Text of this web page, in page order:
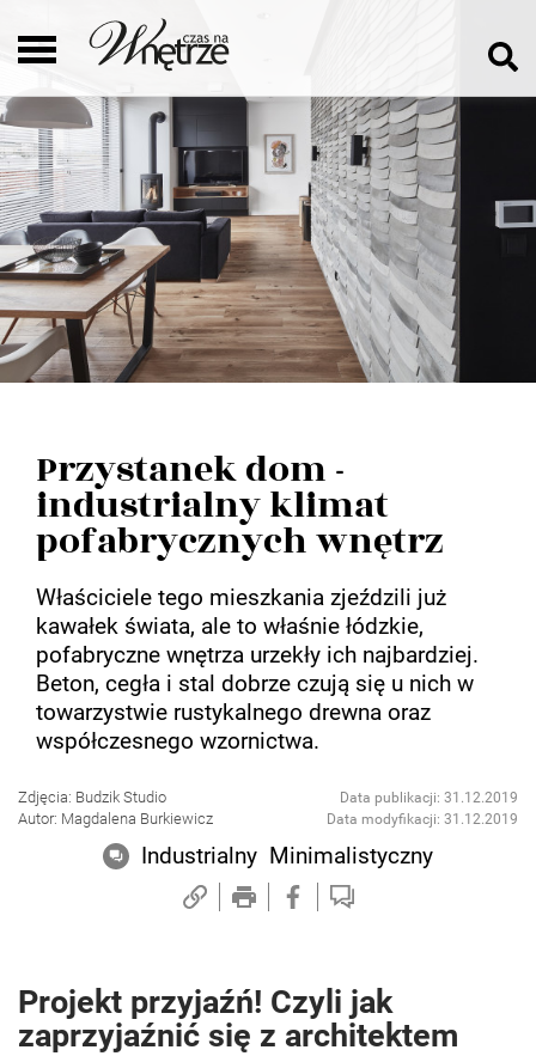
Przystanek dom -
industrialny klimat
pofabrycznych wnętrz
Właściciele tego mieszkania zjeździli już
kawałek świata, ale to właśnie łódzkie,
pofabryczne wnętrza urzekły ich najbardziej.
Beton, cegła i stal dobrze czują się u nich w
towarzystwie rustykalnego drewna oraz
współczesnego wzornictwa.
Zdjęcia: Budzik Studio
Autor: Magdalena Burkiewicz
Data publikacji: 31.12.2019
Data modyfikacji: 31.12.2019
Industrialny Minimalistyczny
Projekt przyjaźń! Czyli jak
zaprzyjaźnić się z architektem